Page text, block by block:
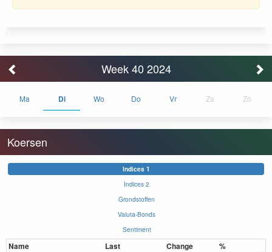
Week 40 2024
Ma Di Wo Do Vr Za Zo
Koersen
Indices 1
Indices 2
Grondstoffen
Valuta-Bonds
Sentiment
Name Last Change
%